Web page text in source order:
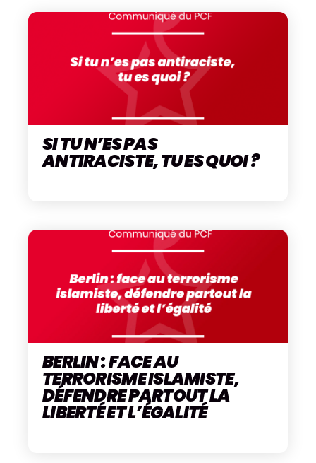
SI TU N’ES PAS
ANTIRACISTE, TU ES QUOI ?
BERLIN : FACE AU
TERRORISME ISLAMISTE,
DÉFENDRE PARTOUT LA
LIBERTÉ ET L’ÉGALITÉ